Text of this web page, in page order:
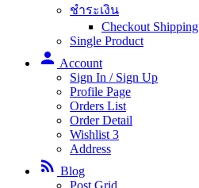
ชำระเงิน
Checkout Shipping
Single Product
person Account
Sign In / Sign Up
Profile Page
Orders List
Order Detail
Wishlist 3
Address
rss_feed Blog
Post Grid